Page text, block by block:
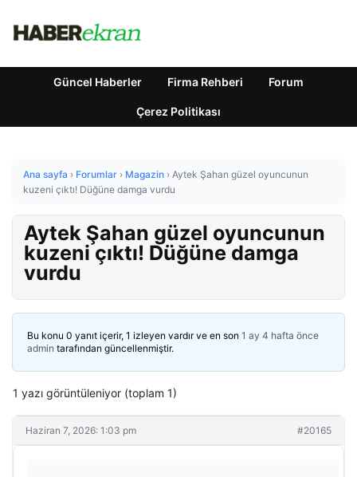
Güncel Haberler Firma Rehberi Forum
Çerez Politikası
Ana sayfa › Forumlar › Magazin › Aytek Şahan güzel oyuncunun
kuzeni çıktı! Düğüne damga vurdu
Aytek Şahan güzel oyuncunun
kuzeni çıktı! Düğüne damga
vurdu
Bu konu 0 yanıt içerir, 1 izleyen vardır ve en son 1 ay 4 hafta önce
admin tarafından güncellenmiştir.
1 yazı görüntüleniyor (toplam 1)
Haziran 7, 2026: 1:03 pm #20165